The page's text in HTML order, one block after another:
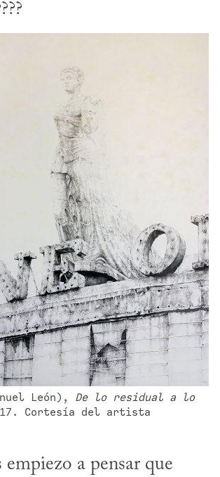
León), De lo residual a lo
Cortesía del artista
empiezo a pensar que